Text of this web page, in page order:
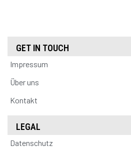
GET IN TOUCH
Impressum
Über uns
Kontakt
LEGAL
Datenschutz